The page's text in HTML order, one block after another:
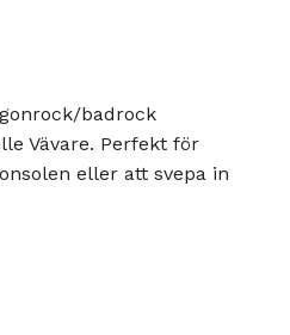
badrock
Vävare. Perfekt för
eller att svepa in